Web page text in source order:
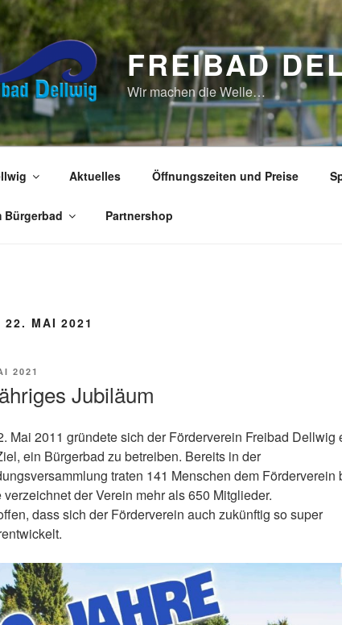
FREIBAD
Wir machen die Welle…
Aktuelles Öffnungszeiten und Preise
Bürgerbad Partnershop
22. MAI 2021
2021
Jubiläum
Mai 2011 gründete sich der Förderverein Freibad Dellwig
ein Bürgerbad zu betreiben. Bereits in der
traten 141 Menschen dem Förderverein
verzeichnet der Verein mehr als 650 Mitglieder.
dass sich der Förderverein auch zukünftig so super